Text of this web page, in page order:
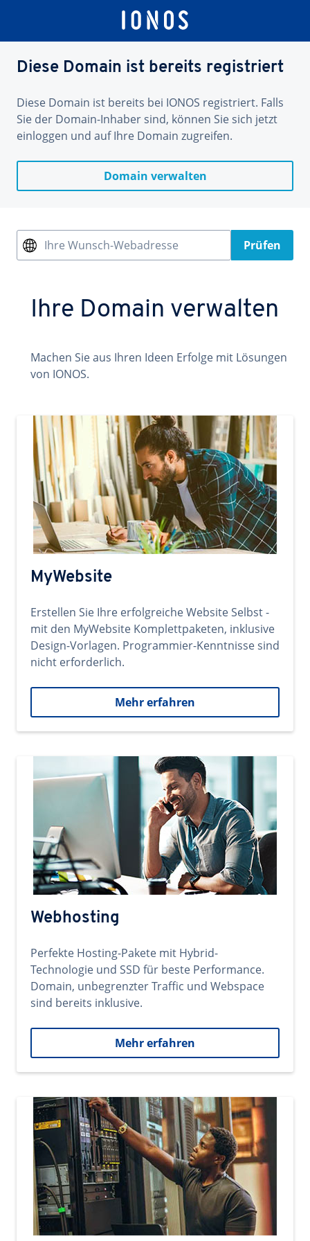
Diese Domain ist bereits registriert
Diese Domain ist bereits bei IONOS registriert. Falls
Sie der Domain-Inhaber sind, können Sie sich jetzt
einloggen und auf Ihre Domain zugreifen.
Domain verwalten
Ihre Wunsch-Webadresse Prüfen
Ihre Domain verwalten
Machen Sie aus Ihren Ideen Erfolge mit Lösungen
von IONOS.
MyWebsite
Erstellen Sie Ihre erfolgreiche Website Selbst -
mit den MyWebsite Komplettpaketen, inklusive
Design-Vorlagen. Programmier-Kenntnisse sind
nicht erforderlich.
Mehr erfahren
Webhosting
Perfekte Hosting-Pakete mit Hybrid-
Technologie und SSD für beste Performance.
Domain, unbegrenzter Traffic und Webspace
sind bereits inklusive.
Mehr erfahren